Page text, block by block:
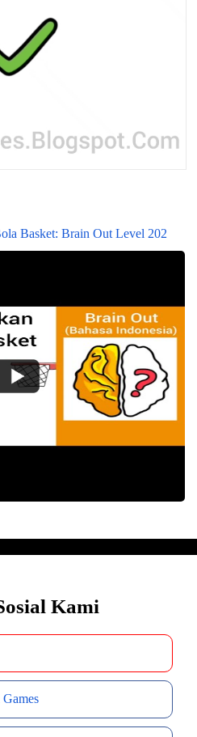
Basket: Brain Out Level 202
Kami